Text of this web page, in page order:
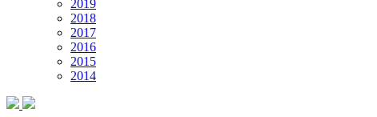
2019
2018
2017
2016
2015
2014